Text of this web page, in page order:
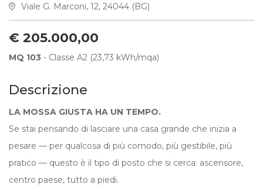
Viale G. Marconi, 12, 24044 (BG)
€ 205.000,00
MQ 103 - Classe A2 (23,73 kWh/mqa)
Descrizione
LA MOSSA GIUSTA HA UN TEMPO.
Se stai pensando di lasciare una casa grande che inizia a
pesare — per qualcosa di più comodo, più gestibile, più
pratico — questo è il tipo di posto che si cerca: ascensore,
centro paese, tutto a piedi.